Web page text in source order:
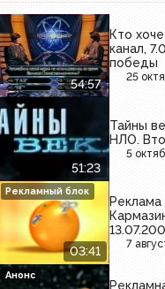
54:57
Кто
канал,
победы
25
51:23
Тайны
НЛО.
5
03:41
Nivea,
7
Рекламный блок
Анонс